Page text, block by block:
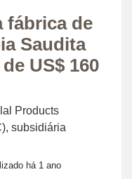
fábrica de
Saudita
US$ 160
Products
subsidiária
há 1 ano